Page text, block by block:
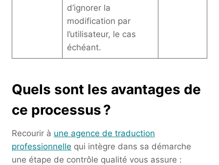
d’ignorer la
modification par
l’utilisateur, le cas
échéant.
Quels sont les avantages de
ce processus ?
Recourir à une agence de traduction
professionnelle qui intègre dans sa démarche
une étape de contrôle qualité vous assure :